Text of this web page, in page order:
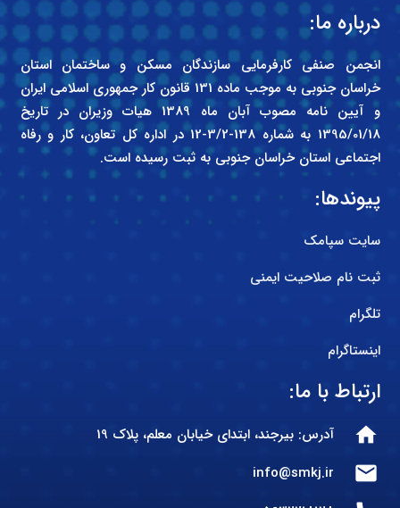
درباره ما:
انجمن صنفی کارفرمایی سازندگان مسکن و ساختمان استان
خراسان جنوبی به موجب ماده 131 قانون کار جمهوری اسلامی ایران
و آیین نامه مصوب آبان ماه 1389 هیات وزیران در تاریخ
1395/01/18 به شماره 138-3/2-12 در اداره کل تعاون، کار و رفاه
اجتماعی استان خراسان جنوبی به ثبت رسیده است.
پیوندها:
سایت سپامک
ثبت نام صلاحیت ایمنی
تلگرام
اینستاگرام
ارتباط با ما:
home آدرس: بیرجند، ابتدای خیابان معلم، پلاک 19
mail
info@smkj.ir